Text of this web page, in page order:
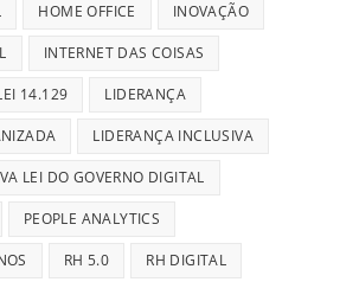
HOME OFFICE INOVAÇÃO
INTERNET DAS COISAS
14.129 LIDERANÇA
LIDERANÇA INCLUSIVA
LEI DO GOVERNO DIGITAL
PEOPLE ANALYTICS
RH 5.0 RH DIGITAL